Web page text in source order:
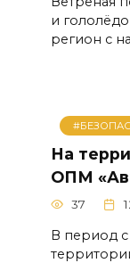
и
регион с
На
ОПМ
37
В период с